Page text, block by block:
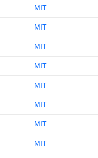
MIT
MIT
MIT
MIT
MIT
MIT
MIT
MIT